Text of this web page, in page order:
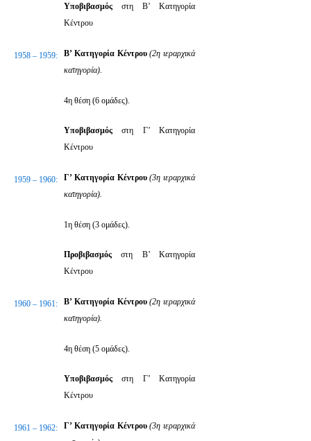
Υποβιβασμός στη Β’ Κατηγορία
Κέντρου
1958 – 1959: Β’ Κατηγορία Κέντρου(2η ιεραρχικά
κατηγορία).
4η θέση (6 ομάδες).
Υποβιβασμός στη Γ’ Κατηγορία
Κέντρου
1959 – 1960: Γ’ Κατηγορία Κέντρου(3η ιεραρχικά
κατηγορία).
1η θέση (3 ομάδες).
Προβιβασμός στη Β’ Κατηγορία
Κέντρου
1960 – 1961: Β’ Κατηγορία Κέντρου(2η ιεραρχικά
κατηγορία).
4η θέση (5 ομάδες).
Υποβιβασμόςστη Γ’ Κατηγορία
Κέντρου
1961 – 1962: Γ’ Κατηγορία Κέντρου(3η ιεραρχικά